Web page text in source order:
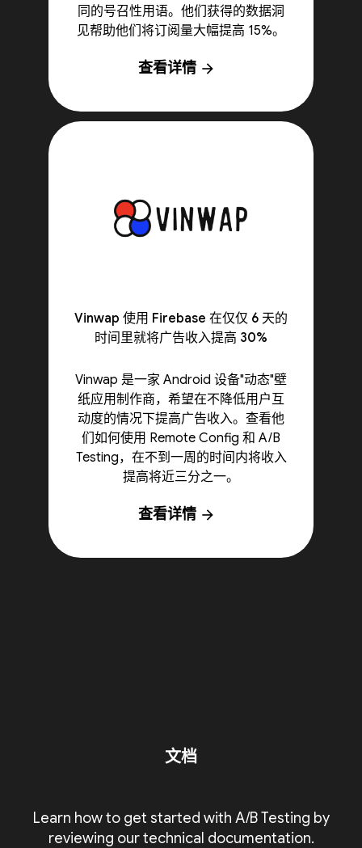
同的号召性用语。他们获得的数据洞
见帮助他们将订阅量大幅提高 15%。
查看详情 arrow_forward
Vinwap 使用 Firebase 在仅仅 6 天的
时间里就将广告收入提高 30%
Vinwap 是一家 Android 设备"动态"壁
纸应用制作商，希望在不降低用户互
动度的情况下提高广告收入。查看他
们如何使用 Remote Config 和 A/B
Testing，在不到一周的时间内将收入
提高将近三分之一。
查看详情 arrow_forward
文档
Learn how to get started with A/B Testing by
reviewing our technical documentation.